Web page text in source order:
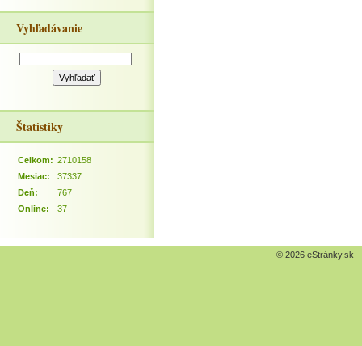
Vyhľadávanie
Štatistiky
Online: 37
Celkom: 2710158
Mesiac:
37337
Deň:
767
© 2026 eStránky.sk